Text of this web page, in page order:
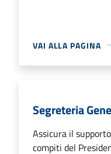
VAI ALLA PAGINA
Segreteria
Assicura il
compiti del